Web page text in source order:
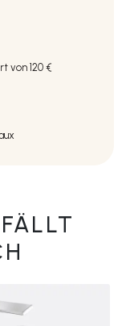
von 120 €